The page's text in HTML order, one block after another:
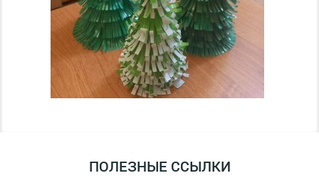
ПОЛЕЗНЫЕ ССЫЛКИ